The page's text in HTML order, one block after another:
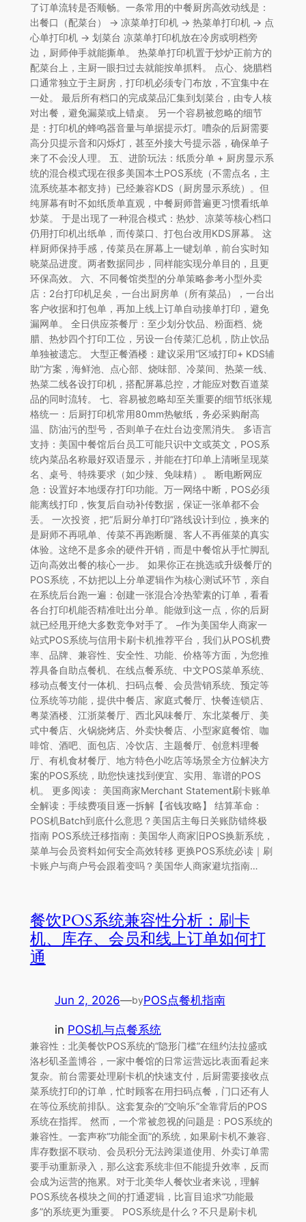
了订单流转是否顺畅。一条常用的中餐厨房高效动线是：
出餐口（配菜台） → 凉菜单打印机 → 热菜单打印机 → 点
心单打印机 → 划菜台 凉菜单打印机放在冷房或明档旁
边，厨师伸手就能撕单。 热菜单打印机置于炒炉正前方的
配菜台上，主厨一眼扫过去就能按单抓料。 点心、烧腊档
口通常独立于主厨房，打印机必须专门布放，不宜集中在
一处。 最后所有档口的完成菜品汇集到划菜台，由专人核
对出餐，避免漏菜或上错桌。 另一个容易被忽略的细节
是：打印机的蜂鸣器音量与单据提示灯。嘈杂的后厨需要
高分贝提示音和闪烁灯，甚至外接大号提示器，确保单子
来了不会没人理。 五、进阶玩法：纸质分单 + 厨房显示系
统的混合模式现在很多美国本土POS系统（不需点名，主
流系统基本都支持）已经兼容KDS（厨房显示系统）。但
纯屏幕有时不如纸质单直观，中餐厨师普遍更习惯看纸单
炒菜。 于是出现了一种混合模式：热炒、凉菜等核心档口
仍用打印机出纸单，而传菜口、打包台改用KDS屏幕。 这
样厨师保持手感，传菜员在屏幕上一键划单，前台实时知
晓菜品进度。两者数据同步，同样能实现分单目的，且更
环保高效。 六、不同餐馆类型的分单策略参考小型外卖
店：2台打印机足矣，一台出厨房单（所有菜品），一台出
客户收据和打包单，再加上线上订单自动接单打印，避免
漏网单。 全日供应茶餐厅：至少划分饮品、粉面档、烧
腊、热炒四个打印工位，另设一台传菜汇总机，防止饮品
单独被遗忘。 大型正餐酒楼：建议采用“区域打印+ KDS辅
助”方案，海鲜池、点心部、烧味部、冷菜间、热菜一线、
热菜二线各设打印机，搭配屏幕总控，才能应对数百道菜
品的同时流转。 七、容易被忽略却至关重要的细节纸张规
格统一：后厨打印机常用80mm热敏纸，务必采购耐高
温、防油污的型号，否则单子在灶台边变黑消失。 多语言
支持：美国中餐馆后台员工可能只识中文或英文，POS系
统内菜品名称最好双语显示，并能在打印单上清晰呈现菜
名、桌号、特殊要求（如少辣、免味精）。 断电断网应
急：设置好本地缓存打印功能。万一网络中断，POS必须
能离线打印，恢复后自动补传数据，保证一张单都不会
丢。 一次投资，把“后厨分单打印”路线设计到位，换来的
是厨师不再吼单、传菜不再跑断腿、客人不再催菜的真实
体验。这绝不是多余的硬件开销，而是中餐馆从手忙脚乱
迈向高效出餐的核心一步。 如果你正在挑选或升级餐厅的
POS系统，不妨把以上分单逻辑作为核心测试环节，亲自
在系统后台跑一遍：创建一张混合冷热荤素的订单，看看
各台打印机能否精准吐出分单。能做到这一点，你的后厨
就已经甩开绝大多数竞争对手了。 –作为美国华人商家一
站式POS系统与信用卡刷卡机推荐平台，我们从POS机费
率、品牌、兼容性、安全性、功能、价格等方面，为您推
荐具备自助点餐机、在线点餐系统、中文POS菜单系统、
移动点餐支付一体机、扫码点餐、会员营销系统、预定等
位系统等功能，提供中餐店、家庭式餐厅、快餐连锁店、
粤菜酒楼、江浙菜餐厅、西北风味餐厅、东北菜餐厅、美
式中餐店、火锅烧烤店、外卖快餐店、小型家庭餐馆、咖
啡馆、酒吧、面包店、冷饮店、主题餐厅、创意料理餐
厅、有机食材餐厅、地方特色小吃店等场景全方位解决方
案的POS系统，助您快速找到便宜、实用、靠谱的POS
机。 更多阅读： 美国商家Merchant Statement刷卡账单
全解读：手续费项目逐一拆解【省钱攻略】 结算革命：
POS机Batch到底什么意思？美国店主每日关账防错终极
指南 POS系统迁移指南：美国华人商家旧POS换新系统，
菜单与会员资料如何安全高效转移 更换POS系统必读｜刷
卡账户与商户号会跟着变吗？美国华人商家避坑指南…
餐饮POS系统兼容性分析：刷卡
机、库存、会员和线上订单如何打
通
Jun 2, 2026—byPOS点餐机指南
in POS机与点餐系统
兼容性：北美餐饮POS系统的“隐形门槛”在纽约法拉盛或
洛杉矶圣盖博谷，一家中餐馆的日常运营远比表面看起来
复杂。前台需要处理刷卡机的快速支付，后厨需要接收点
菜系统打印的订单，忙时顾客在用扫码点餐，门口还有人
在等位系统前排队。这套复杂的“交响乐”全靠背后的POS
系统在指挥。 然而，一个常被忽视的问题是：POS系统的
兼容性。一套声称“功能全面”的系统，如果刷卡机不兼容、
库存数据不联动、会员积分无法跨渠道使用、外卖订单需
要手动重新录入，那么这套系统非但不能提升效率，反而
会成为运营的拖累。对于北美华人餐饮业者来说，理解
POS系统各模块之间的打通逻辑，比盲目追求“功能最
多”的系统更为重要。 POS系统是什么？不只是刷卡机